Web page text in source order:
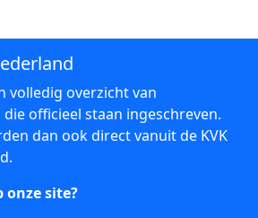
volledig overzicht van
officieel staan ingeschreven.
dan ook direct vanuit de KVK
onze site?